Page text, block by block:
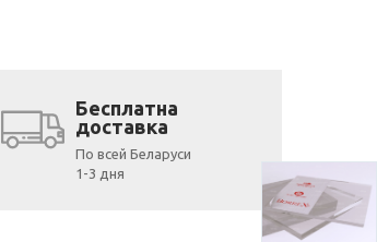
Бесплатна
доставка
По всей Беларуси
1-3 дня